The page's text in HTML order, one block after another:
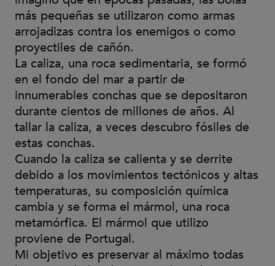
más pequeñas se utilizaron como armas
arrojadizas contra los enemigos o como
proyectiles de cañón.
La caliza, una roca sedimentaria, se formó
en el fondo del mar a partir de
innumerables conchas que se depositaron
durante cientos de millones de años. Al
tallar la caliza, a veces descubro fósiles de
estas conchas.
Cuando la caliza se calienta y se derrite
debido a los movimientos tectónicos y altas
temperaturas, su composición química
cambia y se forma el mármol, una roca
metamórfica. El mármol que utilizo
proviene de Portugal.
Mi objetivo es preservar al máximo todas